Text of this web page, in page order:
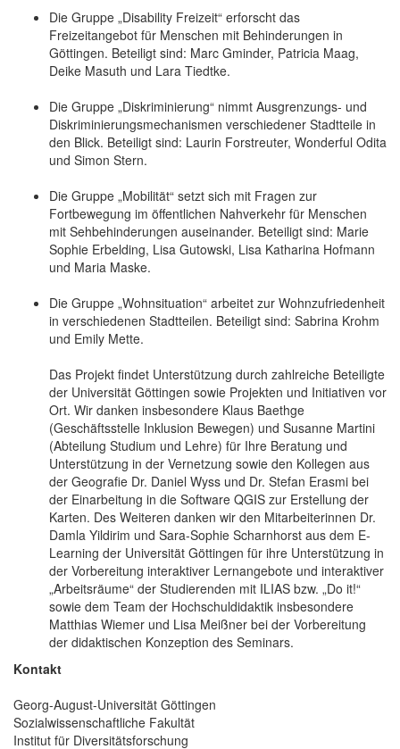
Die Gruppe „Disability Freizeit“ erforscht das
Freizeitangebot für Menschen mit Behinderungen in
Göttingen. Beteiligt sind: Marc Gminder, Patricia Maag,
Deike Masuth und Lara Tiedtke.
Die Gruppe „Diskriminierung“ nimmt Ausgrenzungs- und
Diskriminierungsmechanismen verschiedener Stadtteile in
den Blick. Beteiligt sind: Laurin Forstreuter, Wonderful Odita
und Simon Stern.
Die Gruppe „Mobilität“ setzt sich mit Fragen zur
Fortbewegung im öffentlichen Nahverkehr für Menschen
mit Sehbehinderungen auseinander. Beteiligt sind: Marie
Sophie Erbelding, Lisa Gutowski, Lisa Katharina Hofmann
und Maria Maske.
Die Gruppe „Wohnsituation“ arbeitet zur Wohnzufriedenheit
in verschiedenen Stadtteilen. Beteiligt sind: Sabrina Krohm
und Emily Mette.
Das Projekt findet Unterstützung durch zahlreiche Beteiligte
der Universität Göttingen sowie Projekten und Initiativen vor
Ort. Wir danken insbesondere Klaus Baethge
(Geschäftsstelle Inklusion Bewegen) und Susanne Martini
(Abteilung Studium und Lehre) für Ihre Beratung und
Unterstützung in der Vernetzung sowie den Kollegen aus
der Geografie Dr. Daniel Wyss und Dr. Stefan Erasmi bei
der Einarbeitung in die Software QGIS zur Erstellung der
Karten. Des Weiteren danken wir den Mitarbeiterinnen Dr.
Damla Yildirim und Sara-Sophie Scharnhorst aus dem E-
Learning der Universität Göttingen für ihre Unterstützung in
der Vorbereitung interaktiver Lernangebote und interaktiver
„Arbeitsräume“ der Studierenden mit ILIAS bzw. „Do it!“
sowie dem Team der Hochschuldidaktik insbesondere
Matthias Wiemer und Lisa Meißner bei der Vorbereitung
der didaktischen Konzeption des Seminars.
Kontakt
Georg-August-Universität Göttingen
Sozialwissenschaftliche Fakultät
Institut für Diversitätsforschung